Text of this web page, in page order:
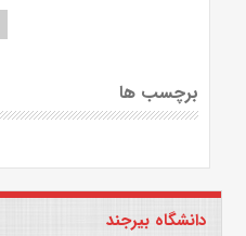
برچسب ها
دانشگاه بیرجند